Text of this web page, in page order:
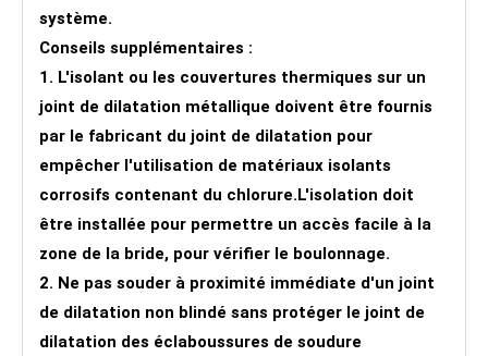
système.
Conseils supplémentaires :
1. L'isolant ou les couvertures thermiques sur un
joint de dilatation métallique doivent être fournis
par le fabricant du joint de dilatation pour
empêcher l'utilisation de matériaux isolants
corrosifs contenant du chlorure.L'isolation doit
être installée pour permettre un accès facile à la
zone de la bride, pour vérifier le boulonnage.
2. Ne pas souder à proximité immédiate d'un joint
de dilatation non blindé sans protéger le joint de
dilatation des éclaboussures de soudure